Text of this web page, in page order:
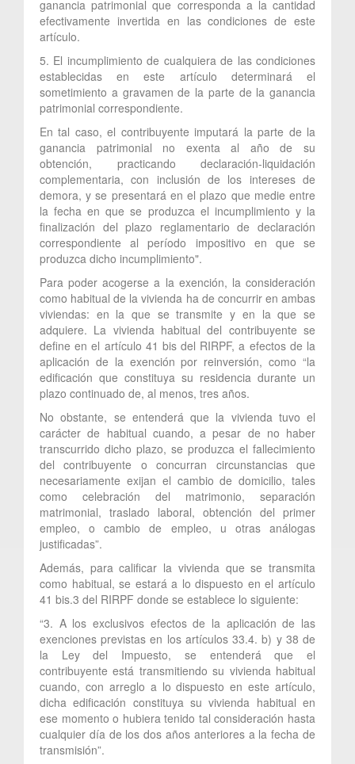
ganancia patrimonial que corresponda a la cantidad
efectivamente invertida en las condiciones de este
artículo.
5. El incumplimiento de cualquiera de las condiciones
establecidas en este artículo determinará el
sometimiento a gravamen de la parte de la ganancia
patrimonial correspondiente.
En tal caso, el contribuyente imputará la parte de la
ganancia patrimonial no exenta al año de su
obtención, practicando declaración-liquidación
complementaria, con inclusión de los intereses de
demora, y se presentará en el plazo que medie entre
la fecha en que se produzca el incumplimiento y la
finalización del plazo reglamentario de declaración
correspondiente al período impositivo en que se
produzca dicho incumplimiento".
Para poder acogerse a la exención, la consideración
como habitual de la vivienda ha de concurrir en ambas
viviendas: en la que se transmite y en la que se
adquiere. La vivienda habitual del contribuyente se
define en el artículo 41 bis del RIRPF, a efectos de la
aplicación de la exención por reinversión, como “la
edificación que constituya su residencia durante un
plazo continuado de, al menos, tres años.
No obstante, se entenderá que la vivienda tuvo el
carácter de habitual cuando, a pesar de no haber
transcurrido dicho plazo, se produzca el fallecimiento
del contribuyente o concurran circunstancias que
necesariamente exijan el cambio de domicilio, tales
como celebración del matrimonio, separación
matrimonial, traslado laboral, obtención del primer
empleo, o cambio de empleo, u otras análogas
justificadas”.
Además, para calificar la vivienda que se transmita
como habitual, se estará a lo dispuesto en el artículo
41 bis.3 del RIRPF donde se establece lo siguiente:
“3. A los exclusivos efectos de la aplicación de las
exenciones previstas en los artículos 33.4. b) y 38 de
la Ley del Impuesto, se entenderá que el
contribuyente está transmitiendo su vivienda habitual
cuando, con arreglo a lo dispuesto en este artículo,
dicha edificación constituya su vivienda habitual en
ese momento o hubiera tenido tal consideración hasta
cualquier día de los dos años anteriores a la fecha de
transmisión”.